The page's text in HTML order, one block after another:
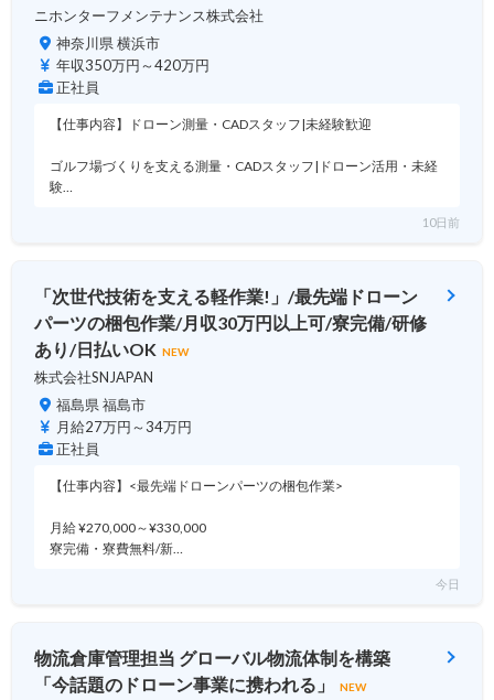
ニホンターフメンテナンス株式会社
神奈川県 横浜市
年収350万円～420万円
正社員
【仕事内容】ドローン測量・CADスタッフ|未経験歓迎
ゴルフ場づくりを支える測量・CADスタッフ|ドローン活用・未経
験…
10日前
「次世代技術を支える軽作業!」/最先端ドローン
パーツの梱包作業/月収30万円以上可/寮完備/研修
あり/日払いOK NEW
株式会社SNJAPAN
福島県 福島市
月給27万円～34万円
正社員
【仕事内容】<最先端ドローンパーツの梱包作業>
月給 ¥270,000～¥330,000
寮完備・寮費無料/新…
今日
物流倉庫管理担当 グローバル物流体制を構築
「今話題のドローン事業に携われる」
NEW